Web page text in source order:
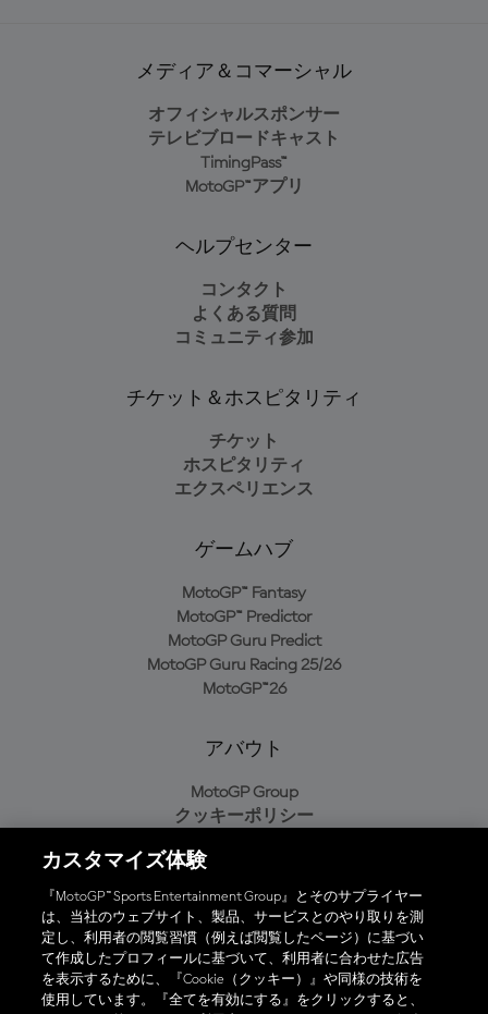
メディア＆コマーシャル
オフィシャルスポンサー
テレビブロードキャスト
TimingPass™
MotoGP™アプリ
ヘルプセンター
コンタクト
よくある質問
コミュニティ参加
チケット＆ホスピタリティ
チケット
ホスピタリティ
エクスペリエンス
ゲームハブ
MotoGP™ Fantasy
MotoGP™ Predictor
MotoGP Guru Predict
MotoGP Guru Racing 25/26
MotoGP™26
アバウト
MotoGP Group
クッキーポリシー
プライバシーポリシー
購入ポリシー
オフィシャルアプリ
カスタマイズ体験
『MotoGP™ Sports Entertainment Group』とそのサプライヤー
は、当社のウェブサイト、製品、サービスとのやり取りを測
定し、利用者の閲覧習慣（例えば閲覧したページ）に基づい
て作成したプロフィールに基づいて、利用者に合わせた広告
を表示するために、『Cookie（クッキー）』や同様の技術を
使用しています。『全てを有効にする』をクリックすると、